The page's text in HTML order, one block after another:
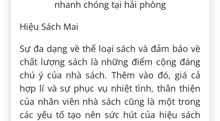
Hiệu Sách Mai
Sự đa dạng về thể loại sách và đảm bảo về
chất lượng sách là những điểm cộng đáng
chú ý của nhà sách. Thêm vào đó, giá cả
hợp lí và sự phục vụ nhiệt tình, thân thiện
của nhân viên nhà sách cũng là một trong
các yếu tố tạo nên sức hút của hiệu sách